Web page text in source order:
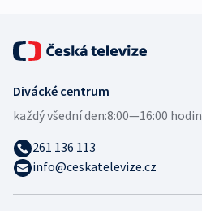
Divácké centrum
každý všední den:8:00—16:00 hodin
261 136 113
info@ceskatelevize.cz